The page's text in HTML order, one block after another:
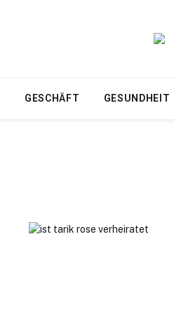
GESCHÄFT GESUNDHEIT